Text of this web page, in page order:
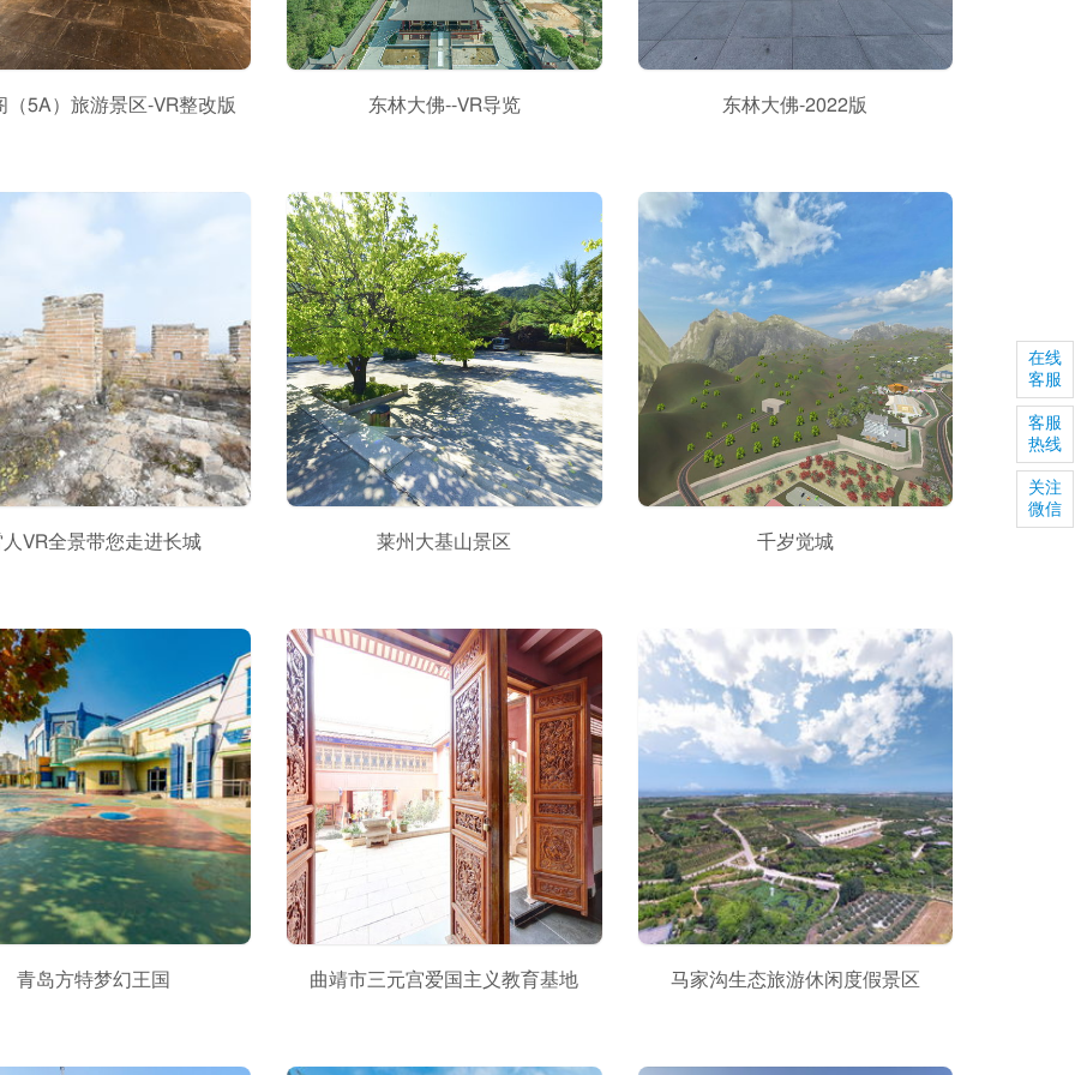
（5A）旅游景区-VR整改版 东林大佛--VR导览 东林大佛-2022版
人VR全景带您走进长城 莱州大基山景区 千岁觉城
青岛方特梦幻王国 曲靖市三元宫爱国主义教育基地 马家沟生态旅游休闲度假景区
在线
客服
客服
热线
关注
微信